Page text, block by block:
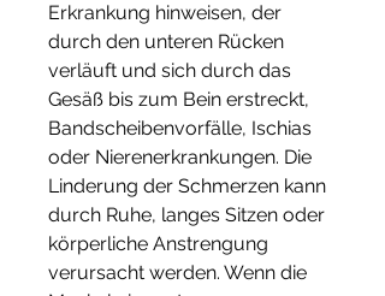
Erkrankung hinweisen, der
durch den unteren Rücken
verläuft und sich durch das
Gesäß bis zum Bein erstreckt,
Bandscheibenvorfälle, Ischias
oder Nierenerkrankungen. Die
Linderung der Schmerzen kann
durch Ruhe, langes Sitzen oder
körperliche Anstrengung
verursacht werden. Wenn die